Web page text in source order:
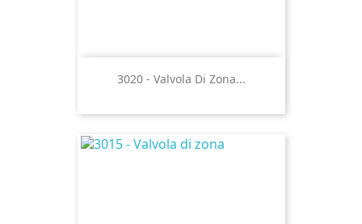
3020 - Valvola Di Zona...